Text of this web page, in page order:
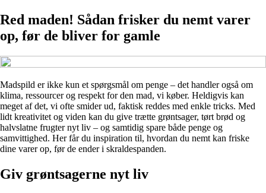
Red maden! Sådan frisker du nemt varer
op, før de bliver for gamle
Madspild er ikke kun et spørgsmål om penge – det handler også om
klima, ressourcer og respekt for den mad, vi køber. Heldigvis kan
meget af det, vi ofte smider ud, faktisk reddes med enkle tricks. Med
lidt kreativitet og viden kan du give trætte grøntsager, tørt brød og
halvslatne frugter nyt liv – og samtidig spare både penge og
samvittighed. Her får du inspiration til, hvordan du nemt kan friske
dine varer op, før de ender i skraldespanden.
Giv grøntsagerne nyt liv